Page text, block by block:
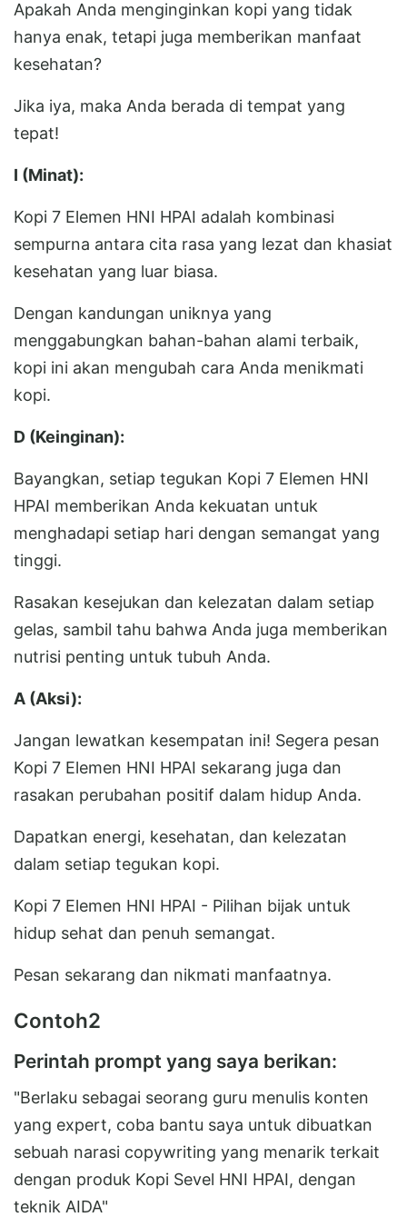
Apakah Anda menginginkan kopi yang tidak
hanya enak, tetapi juga memberikan manfaat
kesehatan?
Jika iya, maka Anda berada di tempat yang
tepat!
I (Minat):
Kopi 7 Elemen HNI HPAI adalah kombinasi
sempurna antara cita rasa yang lezat dan khasiat
kesehatan yang luar biasa.
Dengan kandungan uniknya yang
menggabungkan bahan-bahan alami terbaik,
kopi ini akan mengubah cara Anda menikmati
kopi.
D (Keinginan):
Bayangkan, setiap tegukan Kopi 7 Elemen HNI
HPAI memberikan Anda kekuatan untuk
menghadapi setiap hari dengan semangat yang
tinggi.
Rasakan kesejukan dan kelezatan dalam setiap
gelas, sambil tahu bahwa Anda juga memberikan
nutrisi penting untuk tubuh Anda.
A (Aksi):
Jangan lewatkan kesempatan ini! Segera pesan
Kopi 7 Elemen HNI HPAI sekarang juga dan
rasakan perubahan positif dalam hidup Anda.
Dapatkan energi, kesehatan, dan kelezatan
dalam setiap tegukan kopi.
Kopi 7 Elemen HNI HPAI - Pilihan bijak untuk
hidup sehat dan penuh semangat.
Pesan sekarang dan nikmati manfaatnya.
Contoh2
Perintah prompt yang saya berikan:
"Berlaku sebagai seorang guru menulis konten
yang expert, coba bantu saya untuk dibuatkan
sebuah narasi copywriting yang menarik terkait
dengan produk Kopi Sevel HNI HPAI, dengan
teknik AIDA"